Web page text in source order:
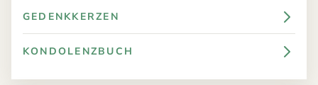
GEDENKKERZEN
KONDOLENZBUCH